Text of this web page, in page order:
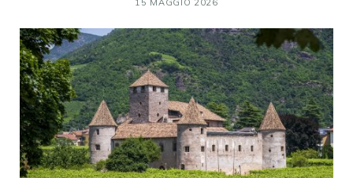
15 MAGGIO 2026